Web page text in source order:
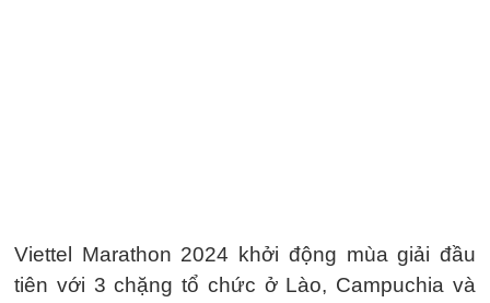
Viettel Marathon 2024 khởi động mùa giải đầu
tiên với 3 chặng tổ chức ở Lào, Campuchia và